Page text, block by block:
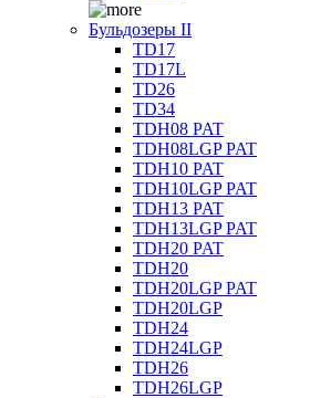
Бульдозеры II
TD17
TD17L
TD26
TD34
TDH08 PAT
TDH08LGP PAT
TDH10 PAT
TDH10LGP PAT
TDH13 PAT
TDH13LGP PAT
TDH20 PAT
TDH20
TDH20LGP PAT
TDH20LGP
TDH24
TDH24LGP
TDH26
TDH26LGP